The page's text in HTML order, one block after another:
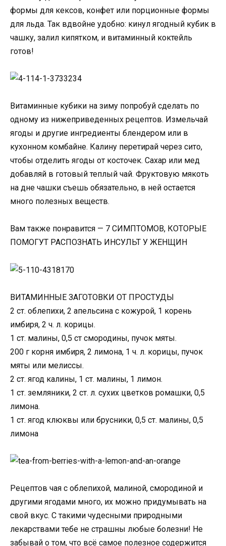
формы для кексов, конфет или порционные формы
для льда. Так вдвойне удобно: кинул ягодный кубик в
чашку, залил кипятком, и витаминный коктейль
готов!
Витаминные кубики на зиму попробуй сделать по
одному из нижеприведенных рецептов. Измельчай
ягоды и другие ингредиенты блендером или в
кухонном комбайне. Калину перетирай через сито,
чтобы отделить ягоды от косточек. Сахар или мед
добавляй в готовый теплый чай. Фруктовую мякоть
на дне чашки съешь обязательно, в ней остается
много полезных веществ.
Вам также понравится — 7 СИМПТОМОВ, КОТОРЫЕ
ПОМОГУТ РАСПОЗНАТЬ ИНСУЛЬТ У ЖЕНЩИН
ВИТАМИННЫЕ ЗАГОТОВКИ ОТ ПРОСТУДЫ
2 ст. облепихи, 2 апельсина с кожурой, 1 корень
имбиря, 2 ч. л. корицы.
1 ст. малины, 0,5 ст смородины, пучок мяты.
200 г корня имбиря, 2 лимона, 1 ч. л. корицы, пучок
мяты или мелиссы.
2 ст. ягод калины, 1 ст. малины, 1 лимон.
1 ст. земляники, 2 ст. л. сухих цветков ромашки, 0,5
лимона.
1 ст. ягод клюквы или брусники, 0,5 ст. малины, 0,5
лимона
Рецептов чая с облепихой, малиной, смородиной и
другими ягодами много, их можно придумывать на
свой вкус. С такими чудесными природными
лекарствами тебе не страшны любые болезни! Не
забывай о том, что всё самое полезное содержится